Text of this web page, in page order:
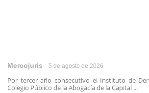
Mercojuris 5 de agosto de 2026
Por tercer año consecutivo el Instituto de
Colegio Público de la Abogacía de la Capital ...